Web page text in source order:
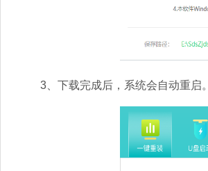
3、下载完成后，系统会自动重启。